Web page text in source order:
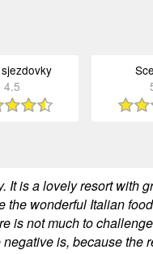
4.5
It is a lovely resort with
wonderful Italian
is not much to
is, because the